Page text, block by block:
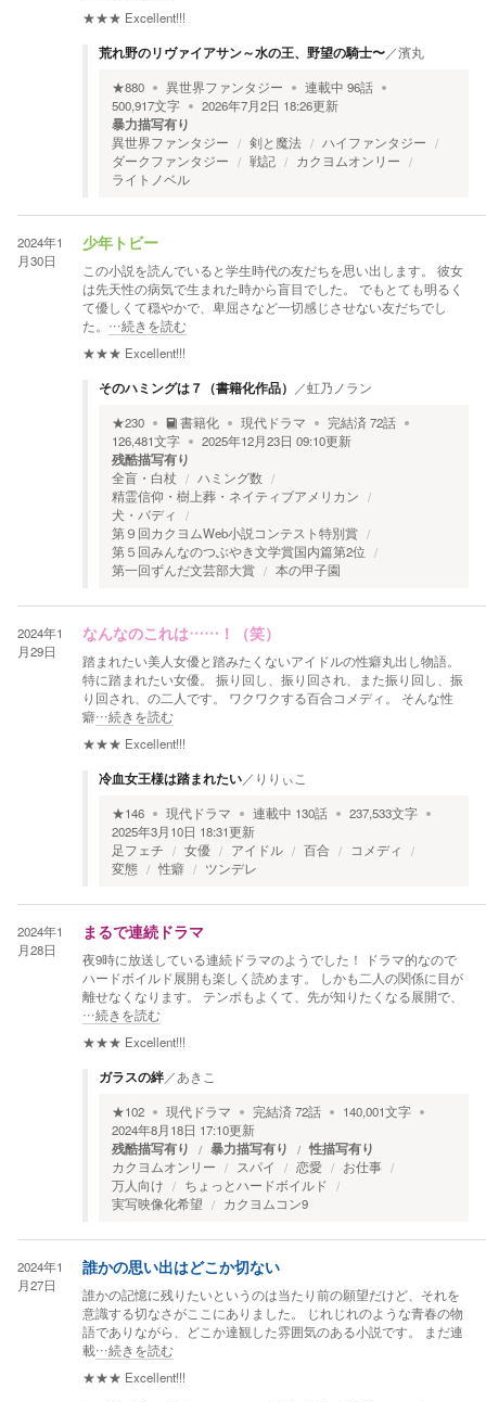
★★★ Excellent!!!
荒れ野のリヴァイアサン～水の王、野望の騎士〜／濱丸
★880 異世界ファンタジー 連載中 96話
500,917文字 2026年7月2日 18:26更新
暴力描写有り
異世界ファンタジー 剣と魔法
ハイファンタジー
ダークファンタジー
戦記
カクヨムオンリー
ライトノベル
2024年1
月30日
少年トビー
この小説を読んでいると学生時代の友だちを思い出します。 彼女
は先天性の病気で生まれた時から盲目でした。 でもとても明るく
て優しくて穏やかで、卑屈さなど一切感じさせない友だちでし
た。 …続きを読む
★★★ Excellent!!!
そのハミングは７（書籍化作品） ／虹乃ノラン
★230 書籍化 現代ドラマ 完結済 72話
126,481文字 2025年12月23日 09:10更新
残酷描写有り
全盲・白杖
ハミング数
精霊信仰・樹上葬・ネイティブアメリカン
犬・バディ
第９回カクヨムWeb小説コンテスト特別賞
第５回みんなのつぶやき文学賞国内篇第2位
第一回ずんだ文芸部大賞
本の甲子園
2024年1
月29日
なんなのこれは……！（笑）
踏まれたい美人女優と踏みたくないアイドルの性癖丸出し物語。
特に踏まれたい女優。 振り回し、振り回され、また振り回し、振
り回され、の二人です。 ワクワクする百合コメディ。 そんな性
癖…続きを読む
★★★ Excellent!!!
冷血女王様は踏まれたい／ りりぃこ
★146 現代ドラマ 連載中 130話 237,533文字
2025年3月10日 18:31更新
足フェチ
女優 アイドル 百合
コメディ
変態
性癖 ツンデレ
2024年1
月28日
まるで連続ドラマ
夜9時に放送している連続ドラマのようでした！ ドラマ的なので
ハードボイルド展開も楽しく読めます。 しかも二人の関係に目が
離せなくなります。 テンポもよくて、先が知りたくなる展開で、
…続きを読む
★★★ Excellent!!!
ガラスの絆／あきこ
★102 現代ドラマ 完結済72話 140,001文字
2024年8月18日 17:10更新
残酷描写有り 暴力描写有り 性描写有り
カクヨムオンリー スパイ 恋愛
お仕事
万人向け
ちょっとハードボイルド
実写映像化希望
カクヨムコン9
2024年1
月27日
誰かの思い出はどこか切ない
誰かの記憶に残りたいというのは当たり前の願望だけど、それを
意識する切なさがここにありました。 じれじれのような青春の物
語でありながら、どこか達観した雰囲気のある小説です。 まだ連
載…続きを読む
★★★ Excellent!!!